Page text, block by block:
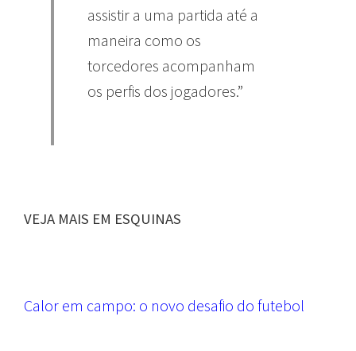
assistir a uma partida até a
maneira como os
torcedores acompanham
os perfis dos jogadores.”
VEJA MAIS EM ESQUINAS
Calor em campo: o novo desafio do futebol